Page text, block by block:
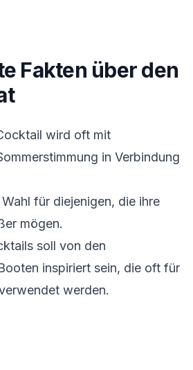
Fakten über den
wird oft mit
in Verbindung
für diejenigen, die ihre
mögen.
soll von den
inspiriert sein, die oft für
werden.